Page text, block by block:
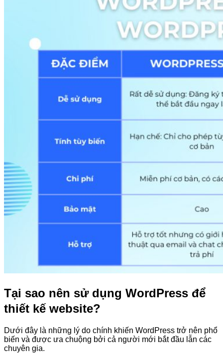
Tại sao nên sử dụng WordPress để
thiết kế website?
Dưới đây là những lý do chính khiến WordPress trở nên phổ
biến và được ưa chuộng bởi cả người mới bắt đầu lẫn các
chuyên gia.